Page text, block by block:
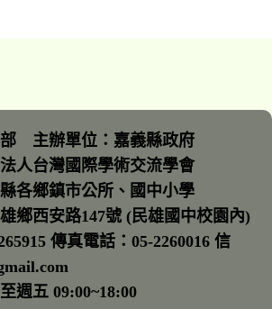
主辦單位：嘉義縣政府
人台灣國際學術交流學會
各鄉鎮市公所、國中小學
鄉西安路147號 (民雄國中校園內)
傳真電話：05-2260016 信
週五 09:00~18:00